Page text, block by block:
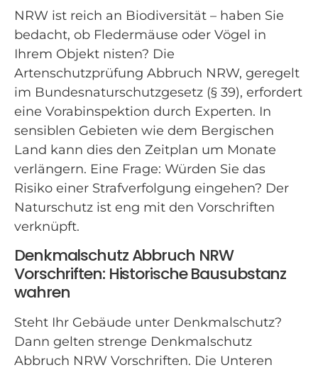
NRW ist reich an Biodiversität – haben Sie
bedacht, ob Fledermäuse oder Vögel in
Ihrem Objekt nisten? Die
Artenschutzprüfung Abbruch NRW, geregelt
im Bundesnaturschutzgesetz (§ 39), erfordert
eine Vorabinspektion durch Experten. In
sensiblen Gebieten wie dem Bergischen
Land kann dies den Zeitplan um Monate
verlängern. Eine Frage: Würden Sie das
Risiko einer Strafverfolgung eingehen? Der
Naturschutz ist eng mit den Vorschriften
verknüpft.
Denkmalschutz Abbruch NRW
Vorschriften: Historische Bausubstanz
wahren
Steht Ihr Gebäude unter Denkmalschutz?
Dann gelten strenge Denkmalschutz
Abbruch NRW Vorschriften. Die Unteren